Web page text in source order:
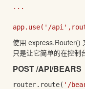
...
app.use( '/
使用 express.Router()
只是让它简单的在控
POST /API/BEARS
router.route( '/